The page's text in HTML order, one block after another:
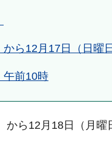
ら12月17日（日曜
午前10時
から12月18日（月曜